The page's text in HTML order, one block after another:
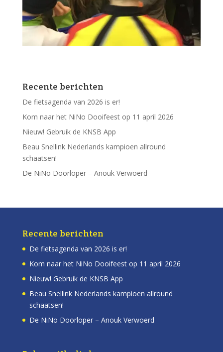
Recente berichten
De fietsagenda van 2026 is er!
Kom naar het NiNo Dooifeest op 11 april 2026
Nieuw! Gebruik de KNSB App
Beau Snellink Nederlands kampioen allround
schaatsen!
De NiNo Doorloper – Anouk Verwoerd
Recente berichten
De fietsagenda van 2026 is er!
Kom naar het NiNo Dooifeest op 11 april 2026
Nieuw! Gebruik de KNSB App
Beau Snellink Nederlands kampioen allround
schaatsen!
De NiNo Doorloper – Anouk Verwoerd